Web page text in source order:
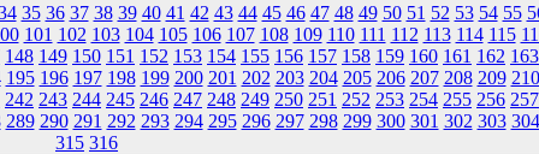
35 36 37 38 39 40 41 42 43 44 45 46 47 48 49 50 51 52 53 54 55
101 102 103 104 105 106 107 108 109 110 111 112 113 114 115
148 149 150 151 152 153 154 155 156 157 158 159 160 161 162 163
195 196 197 198 199 200 201 202 203 204 205 206 207 208 209 210
242 243 244 245 246 247 248 249 250 251 252 253 254 255 256 257
289 290 291 292 293 294 295 296 297 298 299 300 301 302 303 304
315 316